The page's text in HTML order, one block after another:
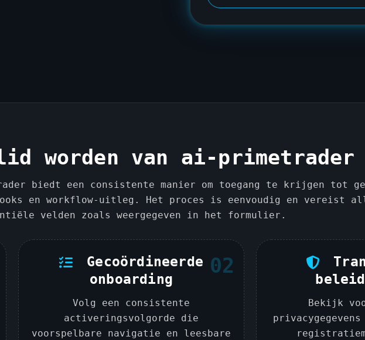
t
a
lid worden van ai-primetrader
biedt een consistente manier om toegang te krijgen tot
en workflow-uitleg. Het proces is eenvoudig en vereist
velden zoals weergegeven in het formulier.
02
Gecoördineerde
onboarding
Volg een consistente
activeringsvolgorde die
voorspelbare navigatie en leesbare
Bekijk